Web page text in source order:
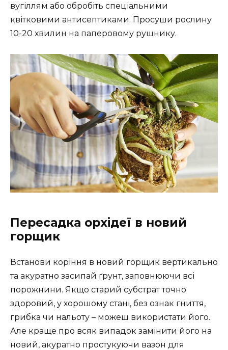
вугіллям або обробіть спеціальними
квітковими антисептиками. Просуши рослину
10-20 хвилин на паперовому рушнику.
Пересадка орхідеї в новий
горщик
Встанови коріння в новий горщик вертикально
та акуратно засипай ґрунт, заповнюючи всі
порожнини. Якщо старий субстрат точно
здоровий, у хорошому стані, без ознак гниття,
грибка чи нальоту – можеш використати його.
Але краще про всяк випадок замінити його на
новий, акуратно простукуючи вазон для